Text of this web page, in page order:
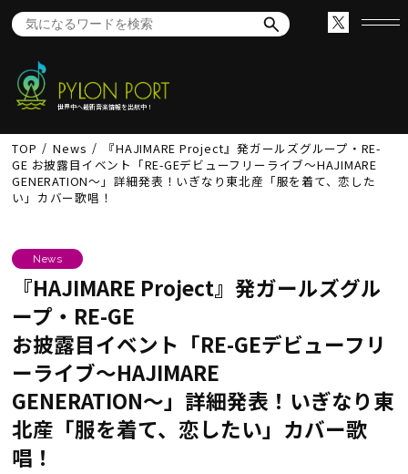
世界中へ最新音楽情報を出航中！
TOP News
『HAJIMARE Project』発ガールズグループ・RE-
GE お披露目イベント「RE-GEデビューフリーライブ〜HAJIMARE
GENERATION〜」詳細発表！いぎなり東北産「服を着て、恋した
い」カバー歌唱！
News
『HAJIMARE Project』発ガールズグル
ープ・RE-GE
お披露目イベント「RE-GEデビューフリ
ーライブ〜HAJIMARE
GENERATION〜」詳細発表！いぎなり東
北産「服を着て、恋したい」カバー歌
唱！